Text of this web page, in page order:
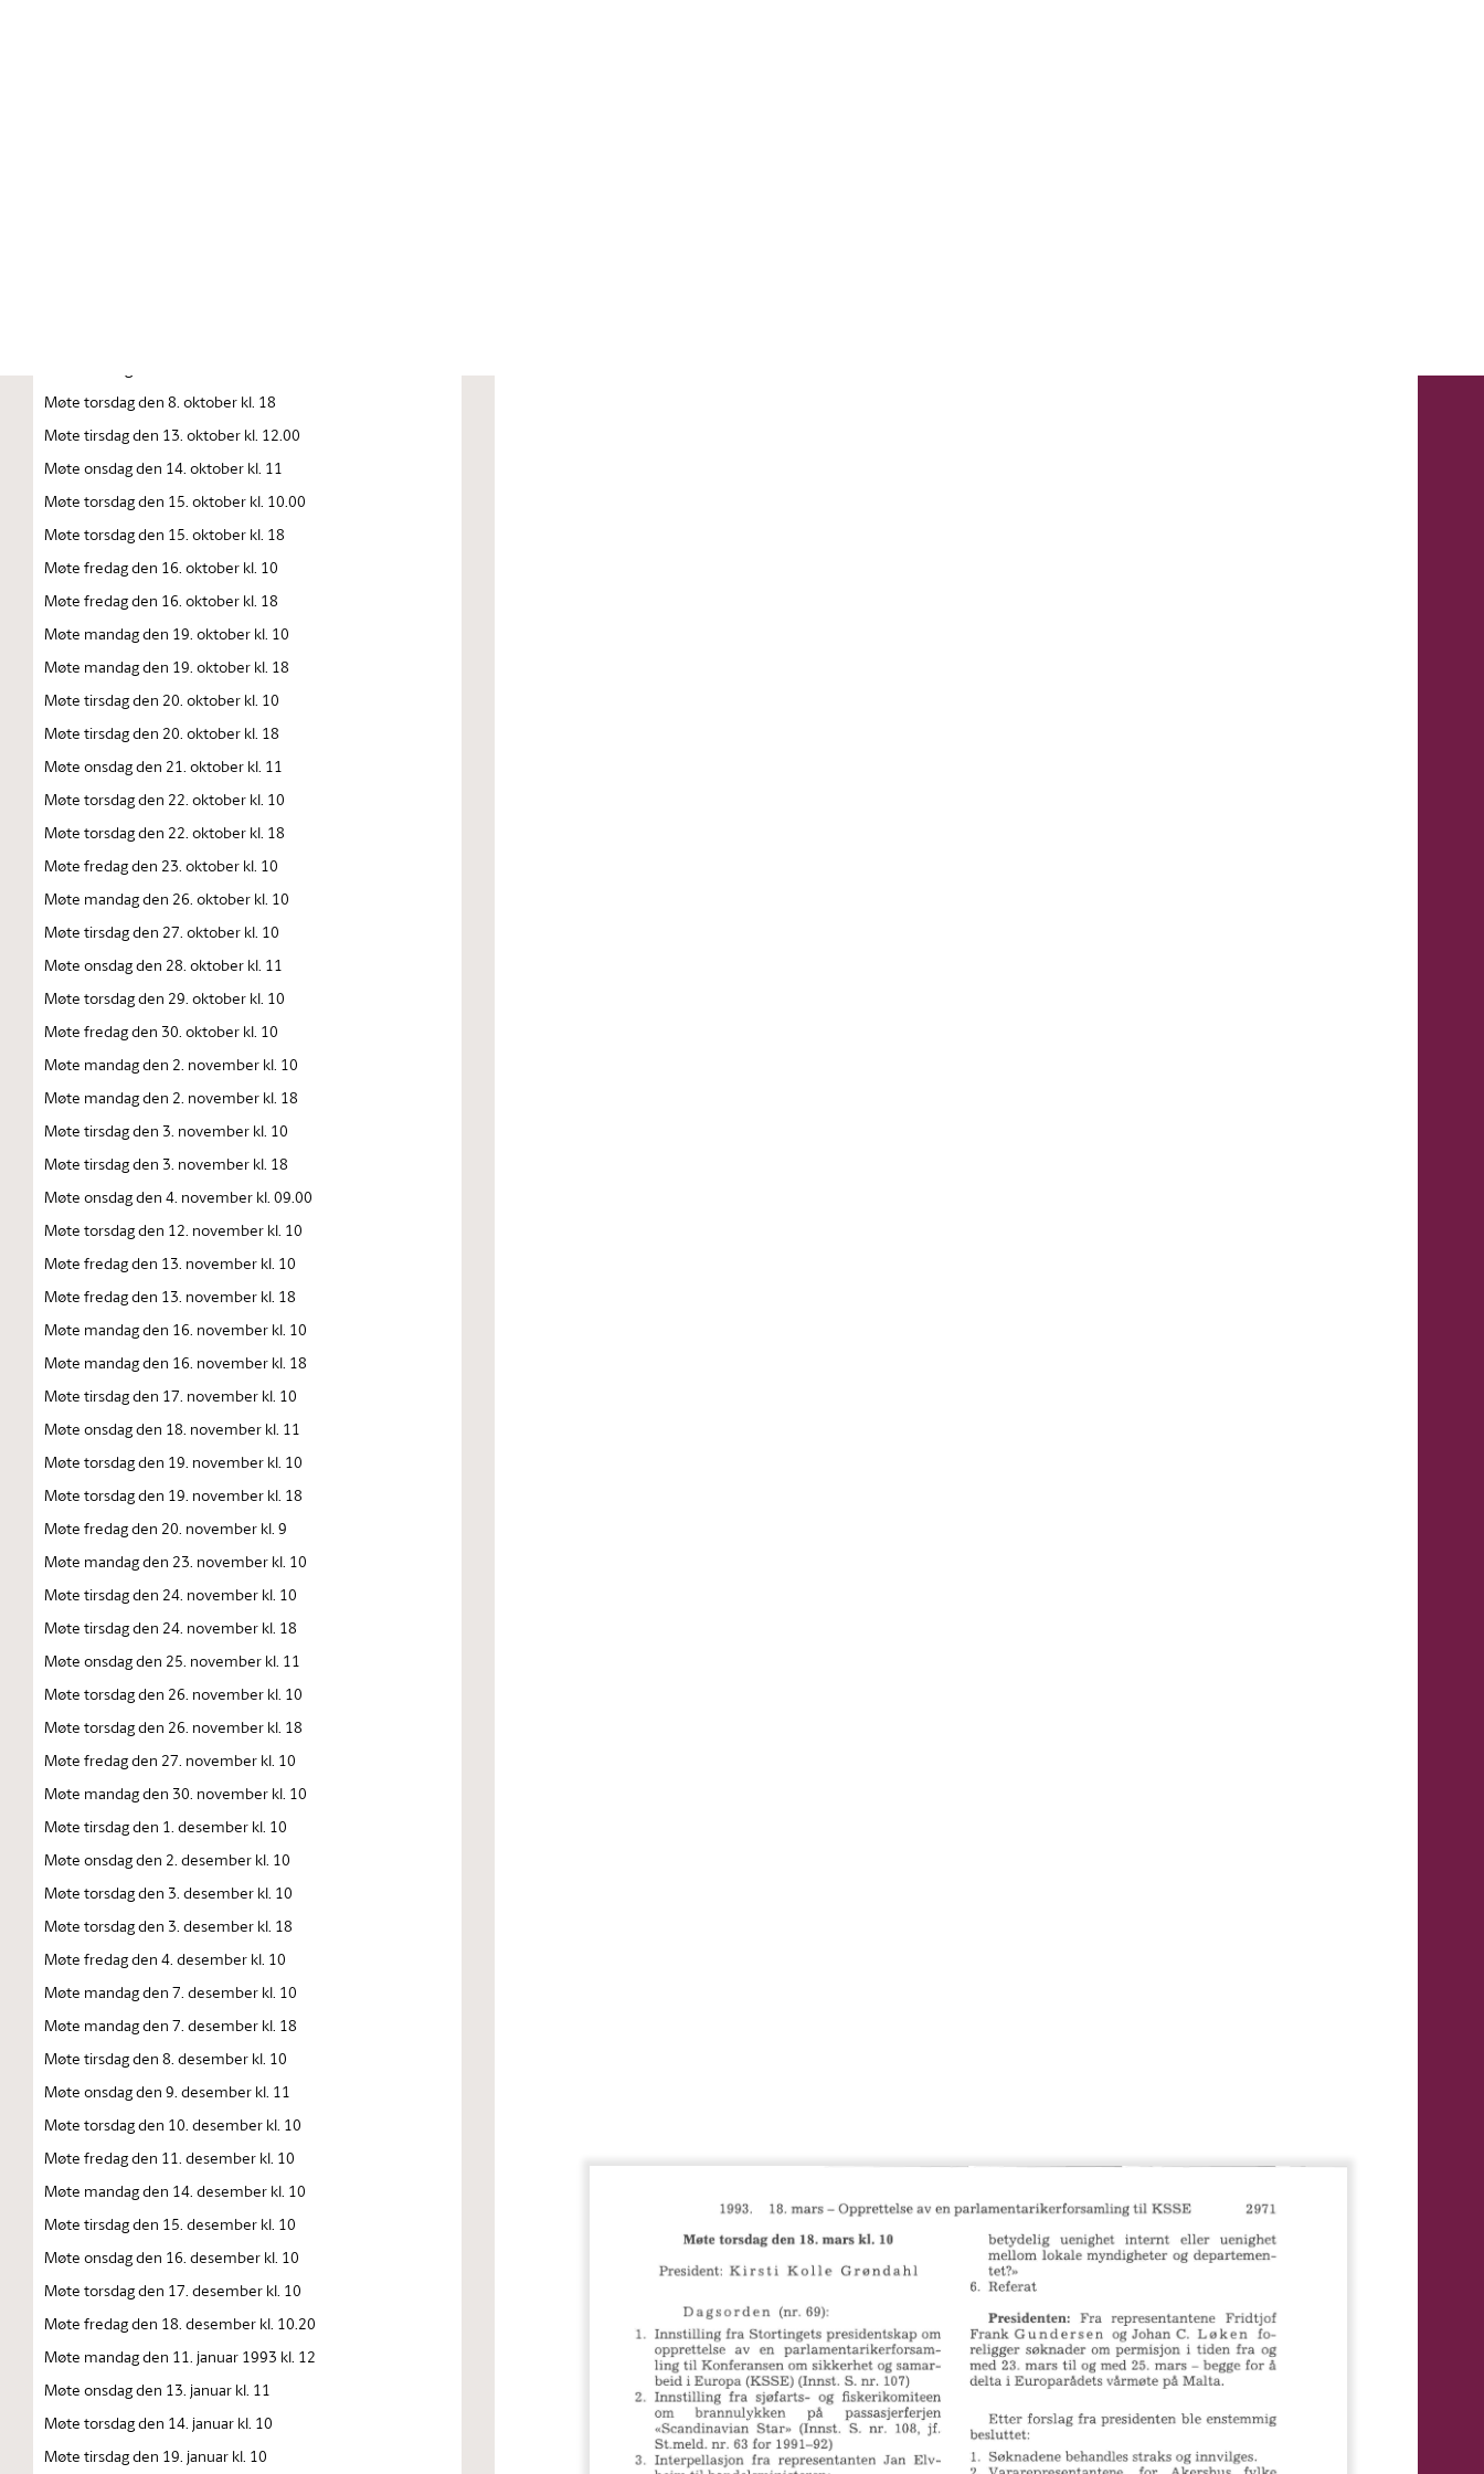
Møte torsdag den 8. oktober kl. 18
Møte tirsdag den 13. oktober kl. 12.00
Møte onsdag den 14. oktober kl. 11
Møte torsdag den 15. oktober kl. 10.00
Møte torsdag den 15. oktober kl. 18
Møte fredag den 16. oktober kl. 10
Møte fredag den 16. oktober kl. 18
Møte mandag den 19. oktober kl. 10
Møte mandag den 19. oktober kl. 18
Møte tirsdag den 20. oktober kl. 10
Møte tirsdag den 20. oktober kl. 18
Møte onsdag den 21. oktober kl. 11
Møte torsdag den 22. oktober kl. 10
Møte torsdag den 22. oktober kl. 18
Møte fredag den 23. oktober kl. 10
Møte mandag den 26. oktober kl. 10
Møte tirsdag den 27. oktober kl. 10
Møte onsdag den 28. oktober kl. 11
Møte torsdag den 29. oktober kl. 10
Møte fredag den 30. oktober kl. 10
Møte mandag den 2. november kl. 10
Møte mandag den 2. november kl. 18
Møte tirsdag den 3. november kl. 10
Møte tirsdag den 3. november kl. 18
Møte onsdag den 4. november kl. 09.00
Møte torsdag den 12. november kl. 10
Møte fredag den 13. november kl. 10
Møte fredag den 13. november kl. 18
Møte mandag den 16. november kl. 10
Møte mandag den 16. november kl. 18
Møte tirsdag den 17. november kl. 10
Møte onsdag den 18. november kl. 11
Møte torsdag den 19. november kl. 10
Møte torsdag den 19. november kl. 18
Møte fredag den 20. november kl. 9
Møte mandag den 23. november kl. 10
Møte tirsdag den 24. november kl. 10
Møte tirsdag den 24. november kl. 18
Møte onsdag den 25. november kl. 11
Møte torsdag den 26. november kl. 10
Møte torsdag den 26. november kl. 18
Møte fredag den 27. november kl. 10
Møte mandag den 30. november kl. 10
Møte tirsdag den 1. desember kl. 10
Møte onsdag den 2. desember kl. 10
Møte torsdag den 3. desember kl. 10
Møte torsdag den 3. desember kl. 18
Møte fredag den 4. desember kl. 10
Møte mandag den 7. desember kl. 10
Møte mandag den 7. desember kl. 18
Møte tirsdag den 8. desember kl. 10
Møte onsdag den 9. desember kl. 11
Møte torsdag den 10. desember kl. 10
Møte fredag den 11. desember kl. 10
Møte mandag den 14. desember kl. 10
Møte tirsdag den 15. desember kl. 10
Møte onsdag den 16. desember kl. 10
Møte torsdag den 17. desember kl. 10
Møte fredag den 18. desember kl. 10.20
Møte mandag den 11. januar 1993 kl. 12
Møte onsdag den 13. januar kl. 11
Møte torsdag den 14. januar kl. 10
Møte tirsdag den 19. januar kl. 10